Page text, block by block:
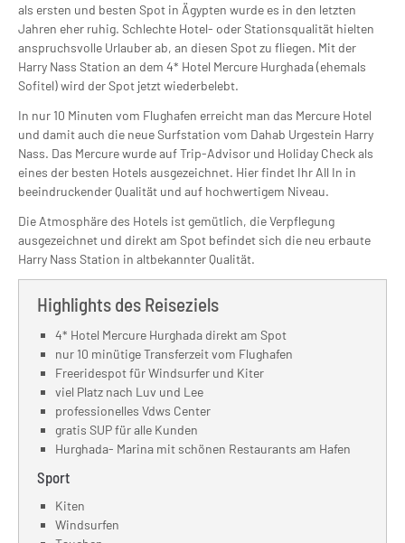
als ersten und besten Spot in Ägypten wurde es in den letzten
Jahren eher ruhig. Schlechte Hotel- oder Stationsqualität hielten
anspruchsvolle Urlauber ab, an diesen Spot zu fliegen. Mit der
Harry Nass Station an dem 4* Hotel Mercure Hurghada (ehemals
Sofitel) wird der Spot jetzt wiederbelebt.
In nur 10 Minuten vom Flughafen erreicht man das Mercure Hotel
und damit auch die neue Surfstation vom Dahab Urgestein Harry
Nass. Das Mercure wurde auf Trip-Advisor und Holiday Check als
eines der besten Hotels ausgezeichnet. Hier findet Ihr All In in
beeindruckender Qualität und auf hochwertigem Niveau.
Die Atmosphäre des Hotels ist gemütlich, die Verpflegung
ausgezeichnet und direkt am Spot befindet sich die neu erbaute
Harry Nass Station in altbekannter Qualität.
Highlights des Reiseziels
4* Hotel Mercure Hurghada direkt am Spot
nur 10 minütige Transferzeit vom Flughafen
Freeridespot für Windsurfer und Kiter
viel Platz nach Luv und Lee
professionelles Vdws Center
gratis SUP für alle Kunden
Hurghada- Marina mit schönen Restaurants am Hafen
Sport
Kiten
Windsurfen